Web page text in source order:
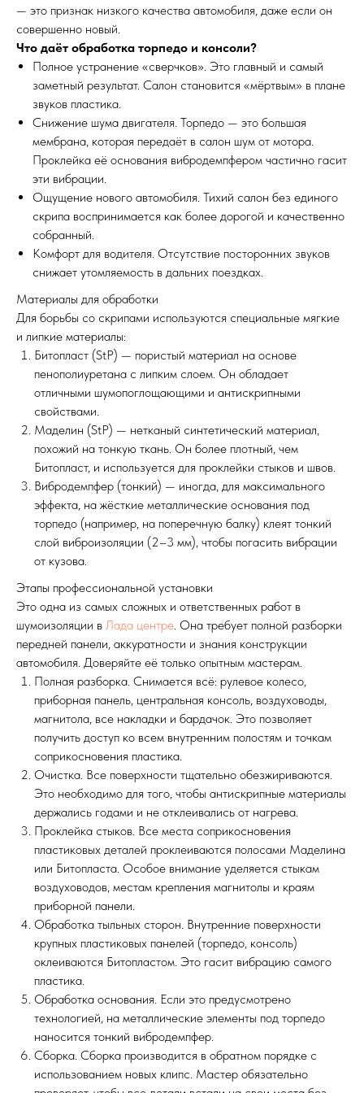
— это признак низкого качества автомобиля, даже если он
совершенно новый.
Что даёт обработка торпедо и консоли?
Полное устранение «сверчков». Это главный и самый
заметный результат. Салон становится «мёртвым» в плане
звуков пластика.
Снижение шума двигателя. Торпедо — это большая
мембрана, которая передаёт в салон шум от мотора.
Проклейка её основания вибродемпфером частично гасит
эти вибрации.
Ощущение нового автомобиля. Тихий салон без единого
скрипа воспринимается как более дорогой и качественно
собранный.
Комфорт для водителя. Отсутствие посторонних звуков
снижает утомляемость в дальних поездках.
Материалы для обработки
Для борьбы со скрипами используются специальные мягкие
и липкие материалы:
Битопласт (StP) — пористый материал на основе
пенополиуретана с липким слоем. Он обладает
отличными шумопоглощающими и антискрипными
свойствами.
Маделин (StP) — нетканый синтетический материал,
похожий на тонкую ткань. Он более плотный, чем
Битопласт, и используется для проклейки стыков и швов.
Вибродемпфер (тонкий) — иногда, для максимального
эффекта, на жёсткие металлические основания под
торпедо (например, на поперечную балку) клеят тонкий
слой виброизоляции (2–3 мм), чтобы погасить вибрации
от кузова.
Этапы профессиональной установки
Это одна из самых сложных и ответственных работ в
шумоизоляции в Лада центре . Она требует полной разборки
передней панели, аккуратности и знания конструкции
автомобиля. Доверяйте её только опытным мастерам.
Полная разборка. Снимается всё: рулевое колесо,
приборная панель, центральная консоль, воздуховоды,
магнитола, все накладки и бардачок. Это позволяет
получить доступ ко всем внутренним полостям и точкам
соприкосновения пластика.
Очистка. Все поверхности тщательно обезжириваются.
Это необходимо для того, чтобы антискрипные материалы
держались годами и не отклеивались от нагрева.
Проклейка стыков. Все места соприкосновения
пластиковых деталей проклеиваются полосами Маделина
или Битопласта. Особое внимание уделяется стыкам
воздуховодов, местам крепления магнитолы и краям
приборной панели.
Обработка тыльных сторон. Внутренние поверхности
крупных пластиковых панелей (торпедо, консоль)
оклеиваются Битопластом. Это гасит вибрацию самого
пластика.
Обработка основания. Если это предусмотрено
технологией, на металлические элементы под торпедо
наносится тонкий вибродемпфер.
Сборка. Сборка производится в обратном порядке с
использованием новых клипс. Мастер обязательно